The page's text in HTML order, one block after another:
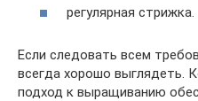
регулярная стрижка.
Если следовать всем
всегда хорошо выглядеть.
подход к выращиванию